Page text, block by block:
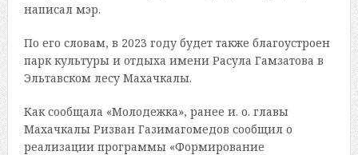
написал мэр.
По его словам, в 2023 году будет также благоустроен
парк культуры и отдыха имени Расула Гамзатова в
Эльтавском лесу Махачкалы.
Как сообщала «Молодежка», ранее и. о. главы
Махачкалы Ризван Газимагомедов сообщил о
реализации программы «Формирование